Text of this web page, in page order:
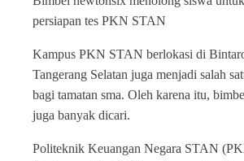
persiapan tes PKN STAN
Kampus PKN STAN berlokasi di
Tangerang Selatan juga menjadi salah
bagi tamatan sma. Oleh karena itu,
juga banyak dicari.
Politeknik Keuangan Negara STAN